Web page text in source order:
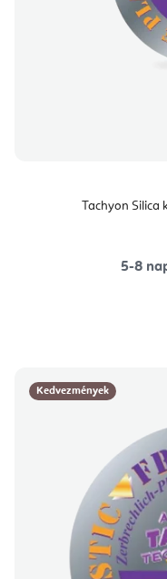
Tachyon Silica
5-8
Kedvezmények